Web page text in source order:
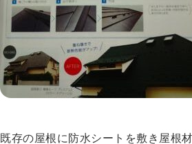
既存の屋根に防水シートを敷き屋根